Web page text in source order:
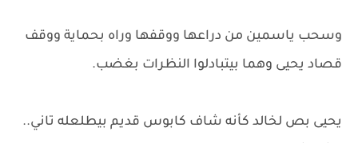
وسحب ياسمين من دراعها ووقفها وراه بحماية ووقف
قصاد يحيى وهما بيتبادلوا النظرات بغضب.
يحيى بص لخالد كأنه شاف كابوس قديم بيطلعله تاني..